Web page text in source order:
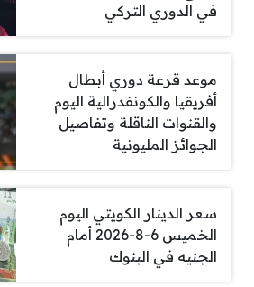
في الدوري التركي
موعد قرعة دوري أبطال
أفريقيا والكونفدرالية اليوم
والقنوات الناقلة وتفاصيل
الجوائز المليونية
سعر الدينار الكويتي اليوم
الخميس 6-8-2026 أمام
الجنيه في البنوك